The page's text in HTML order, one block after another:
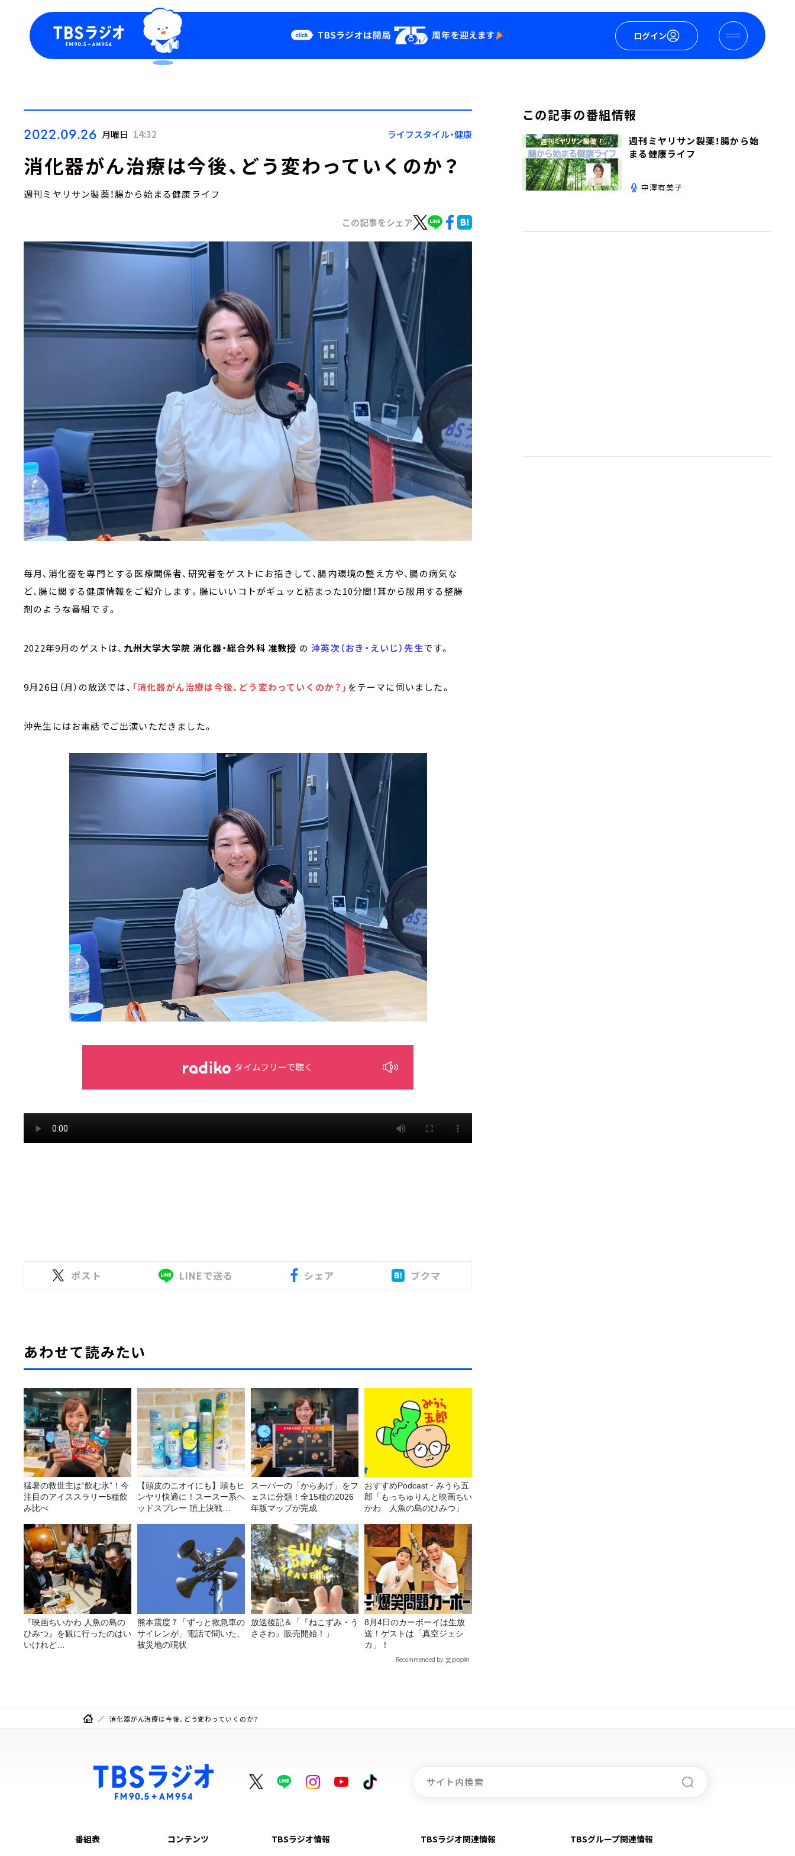
ログイン
Podcast
YouTube
会社情報
2022.09.26 月曜日 14:32 ライフスタイル・健康
消化器がん治療は今後、どう変わっていくのか？
週刊ミヤリサン製薬！腸から始まる健康ライフ
この記事をシェア
毎月、消化器を専門とする医療関係者、研究者をゲストにお招きして、腸内環境の整え方や、腸の病気な
ど、腸に関する健康情報をご紹介します。腸にいいコトがギュッと詰まった10分間！耳から服用する整腸
剤のような番組です。
2022年9月のゲストは、 九州大学大学院 消化器・総合外科 准教授 の沖英次（おき・えいじ）先生です。
9月26日（月）の放送では、 「消化器がん治療は今後、どう変わっていくのか？」 をテーマに伺いました。
沖先生にはお電話でご出演いただきました。
タイムフリーで聴く
ポスト LINEで送る シェア ブクマ
あわせて読みたい
猛暑の救世主は“飲む氷”！今
注目のアイススラリー5種飲
み比べ
【頭皮のニオイにも】頭もヒ
ンヤリ快適に！スースー系ヘ
ッドスプレー 頂上決戦
スーパーの「からあげ」をフ
ェスに分類！全15種の2026
年版マップが完成
おすすめPodcast・みうら五
郎「もっちゅりんと映画ちい
かわ 人魚の島のひみつ」
『映画ちいかわ 人魚の島の
ひみつ』を観に行ったのはい
いけれど…
熊本震度７「ずっと救急車の
サイレンが」電話で聞いた、
被災地の現状
放送後記＆「『ねこずみ・う
ささわ』販売開始！」
8月4日のカーボーイは生放
送！ゲストは「真空ジェシ
カ」！
Recommended by
この記事の番組情報
週刊ミヤリサン製薬！腸から始
まる健康ライフ
中澤有美子
消化器がん治療は今後、どう変わっていくのか？
番組表 コンテンツ TBSラジオ情報 TBSラジオ関連情報 TBSグループ関連情報